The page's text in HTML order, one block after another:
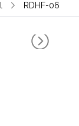
RDHF-06